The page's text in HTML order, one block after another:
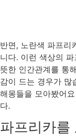
반면, 노란색 파프리
니다. 이런 색상의
뜻한 인간관계를 통
감이 드는 경우가 많
해몽들을 모아봤어
다.
파프리카를